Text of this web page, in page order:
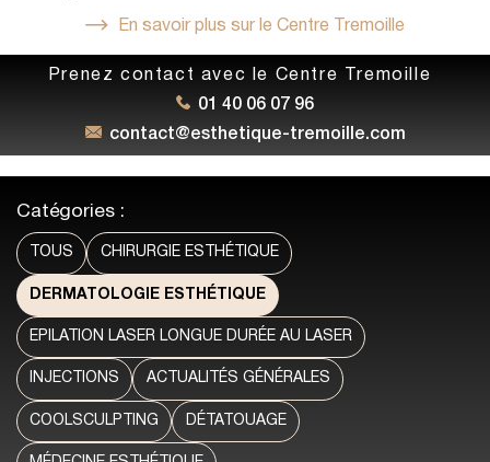
En savoir plus sur le Centre Tremoille
Prenez contact avec le Centre Tremoille
01 40 06 07 96
contact@esthetique-tremoille.com
Catégories :
TOUS CHIRURGIE ESTHÉTIQUE
DERMATOLOGIE ESTHÉTIQUE
EPILATION LASER LONGUE DURÉE AU LASER
INJECTIONS ACTUALITÉS GÉNÉRALES
COOLSCULPTING DÉTATOUAGE